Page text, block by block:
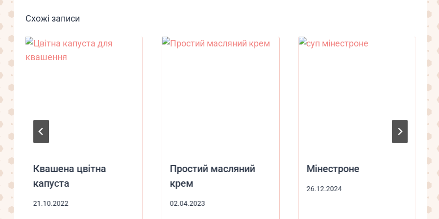
Схожі записи
Квашена цвітна
капуста
21.10.2022
Простий масляний
крем
02.04.2023
Мінестроне
26.12.2024